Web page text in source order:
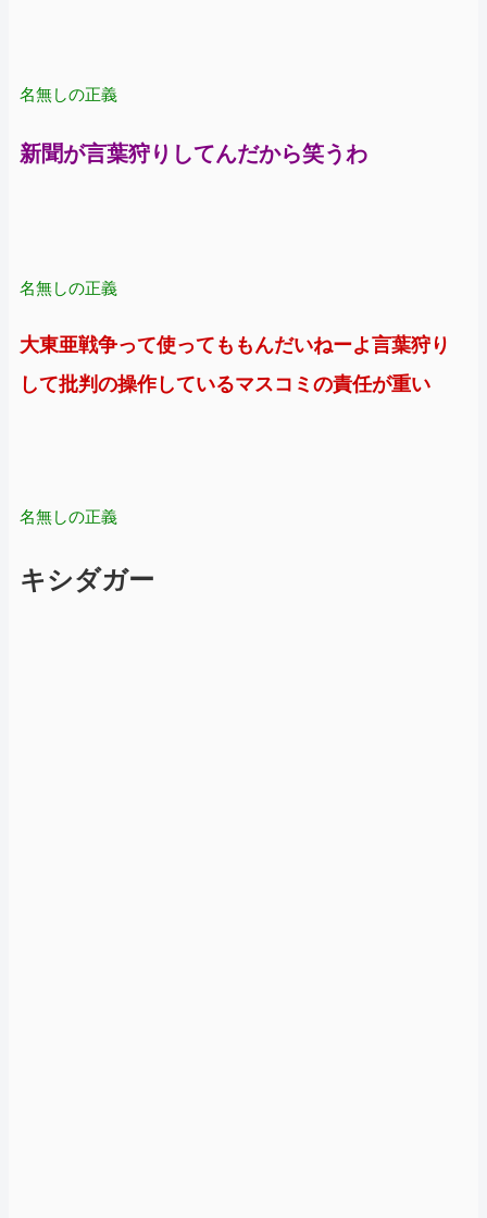
名無しの正義
新聞が言葉狩りしてんだから笑うわ
名無しの正義
大東亜戦争って使ってももんだいねーよ言葉狩り
して批判の操作しているマスコミの責任が重い
名無しの正義
キシダガー